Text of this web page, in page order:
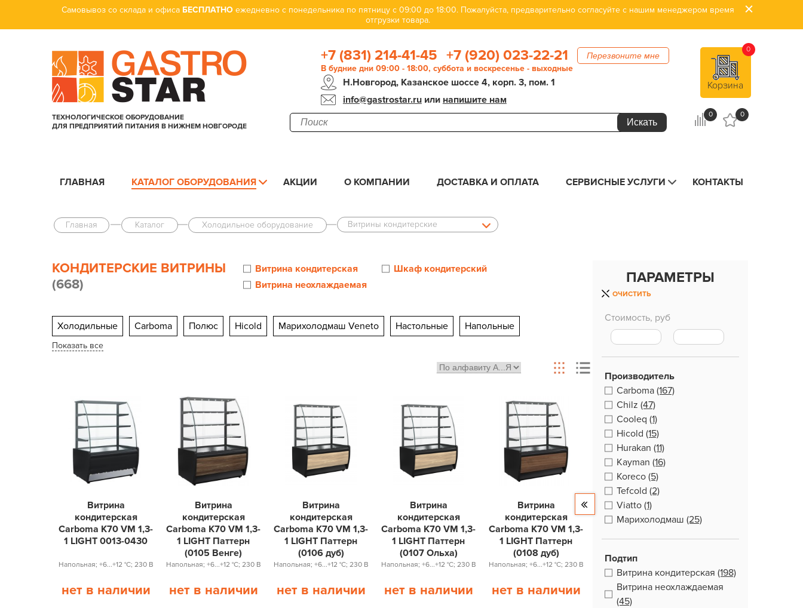
Самовывоз со склада и офиса БЕСПЛАТНО ежедневно с понедельника по пятницу с 09:00 до 18:00. Пожалуйста, предварительно согласуйте с нашим менеджером время
отгрузки товара.
ТЕХНОЛОГИЧЕСКОЕ ОБОРУДОВАНИЕ
ДЛЯ ПРЕДПРИЯТИЙ ПИТАНИЯ В НИЖНЕМ НОВГОРОДЕ
+7 (831) 214-41-45 +7 (920) 023-22-21 Перезвоните мне
В будние дни 09:00 - 18:00, суббота и воскресенье - выходные
Н.Новгород, Казанское шоссе 4, корп. 3, пом. 1
info@gastrostar.ruили напишите нам
Корзина
0
0 0
ГЛАВНАЯ КАТАЛОГ ОБОРУДОВАНИЯ АКЦИИ О КОМПАНИИ ДОСТАВКА И ОПЛАТА СЕРВИСНЫЕ УСЛУГИ КОНТАКТЫ
Главная Каталог Холодильное оборудование Витрины кондитерские
ПАРАМЕТРЫ
ОЧИСТИТЬ
Стоимость, руб
Производитель
Carboma (167)
Chilz (47)
Cooleq (1)
Hicold (15)
Hurakan (11)
Kayman (16)
Koreco (5)
Tefcold (2)
Viatto (1)
Марихолодмаш (25)
Подтип
Витрина кондитерская (198)
Витрина неохлаждаемая
(45)
КОНДИТЕРСКИЕ ВИТРИНЫ
(668)
Витрина кондитерская
Шкаф кондитерский
Витрина неохлаждаемая
Холодильные Carboma Полюс Hicold Марихолодмаш Veneto Настольные Напольные
Показать все
Витрина
кондитерская
Carboma K70 VM 1,3-
1 LIGHT 0013-0430
Напольная; +6...+12 °С; 230 В
нет в наличии
Витрина
кондитерская
Carboma K70 VM 1,3-
1 LIGHT Паттерн
(0105 Венге)
Напольная; +6...+12 °С; 230 В
нет в наличии
Витрина
кондитерская
Carboma K70 VM 1,3-
1 LIGHT Паттерн
(0106 дуб)
Напольная; +6...+12 °С; 230 В
нет в наличии
Витрина
кондитерская
Carboma K70 VM 1,3-
1 LIGHT Паттерн
(0107 Ольха)
Напольная; +6...+12 °С; 230 В
нет в наличии
Витрина
кондитерская
Carboma K70 VM 1,3-
1 LIGHT Паттерн
(0108 дуб)
Напольная; +6...+12 °С; 230 В
нет в наличии